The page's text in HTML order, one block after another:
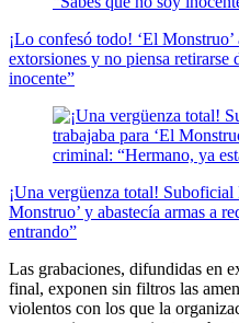
¡Lo confesó todo! ‘El
extorsiones y no piensa retirarse
inocente”
¡Una vergüenza total! Suboficial
Monstruo’ y abastecía armas a
entrando”
Las grabaciones, difundidas en
final, exponen sin filtros las
violentos con los que la